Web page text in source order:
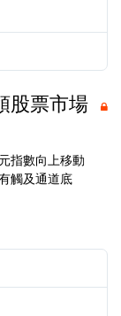
股票市場
指數向上移動
觸及通道底